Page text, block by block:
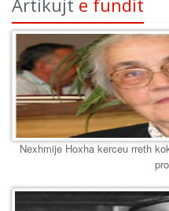
Artikujt e fundit
Nexhmije Hoxha kerceu rreth